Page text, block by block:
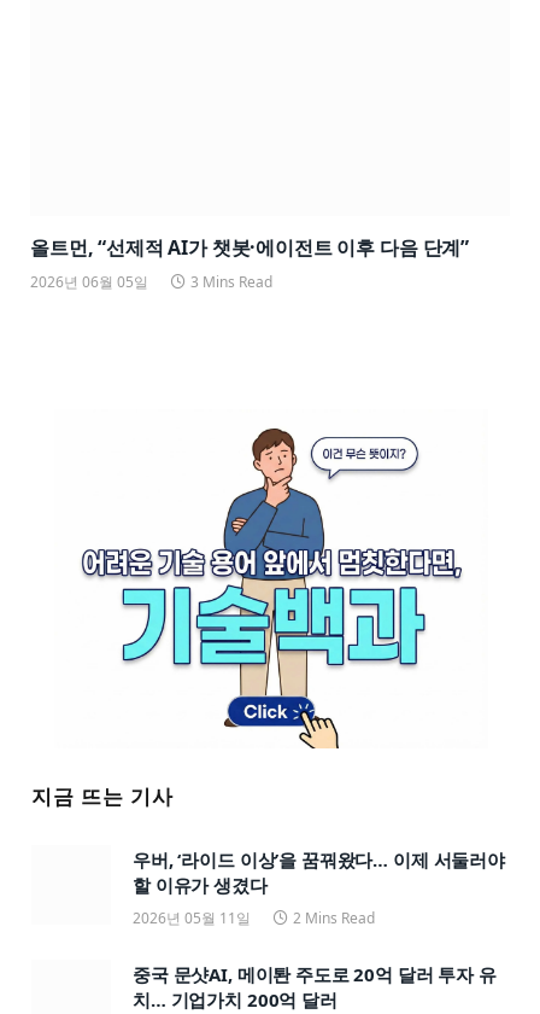
올트먼, “선제적 AI가 챗봇·에이전트 이후 다음 단계”
2026년 06월 05일 3 Mins Read
지금 뜨는 기사
우버, ‘라이드 이상’을 꿈꿔왔다… 이제 서둘러야
할 이유가 생겼다
2026년 05월 11일 2 Mins Read
중국 문샷AI, 메이퇀 주도로 20억 달러 투자 유
치… 기업가치 200억 달러